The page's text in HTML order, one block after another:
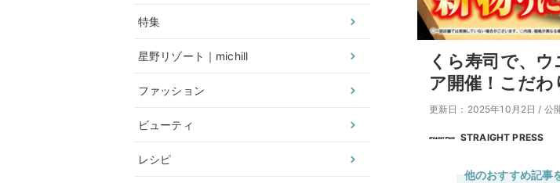
特集
星野リゾート｜michill
ファッション
ビューティ
レシピ
くら寿司で、
ア開催！こだわ
更新日：2025年10月2日 / 公
STRAIGHT PRESS
他のおすすめ記事